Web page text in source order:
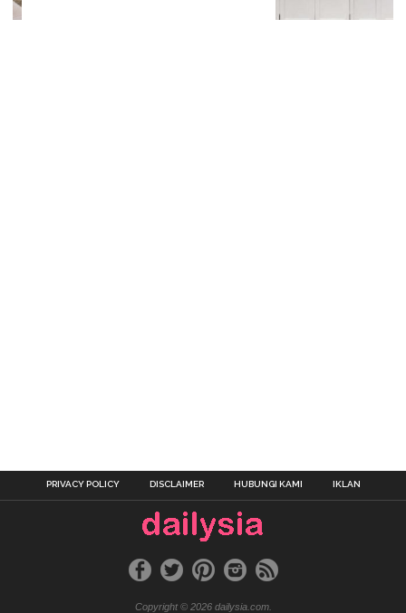
PRIVACY POLICY DISCLAIMER HUBUNGI KAMI IKLAN
Copyright © 2026 dailysia.com.